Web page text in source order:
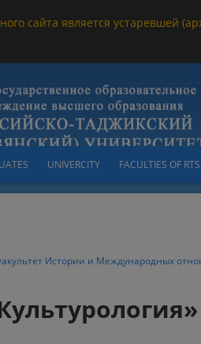
сайта является устаревшей
UNIVERCITY FACULTIES OF
Истории и Международных